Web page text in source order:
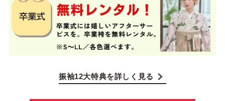
振袖12大特典を詳しく見る